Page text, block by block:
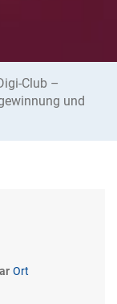
Club –
und
Ort